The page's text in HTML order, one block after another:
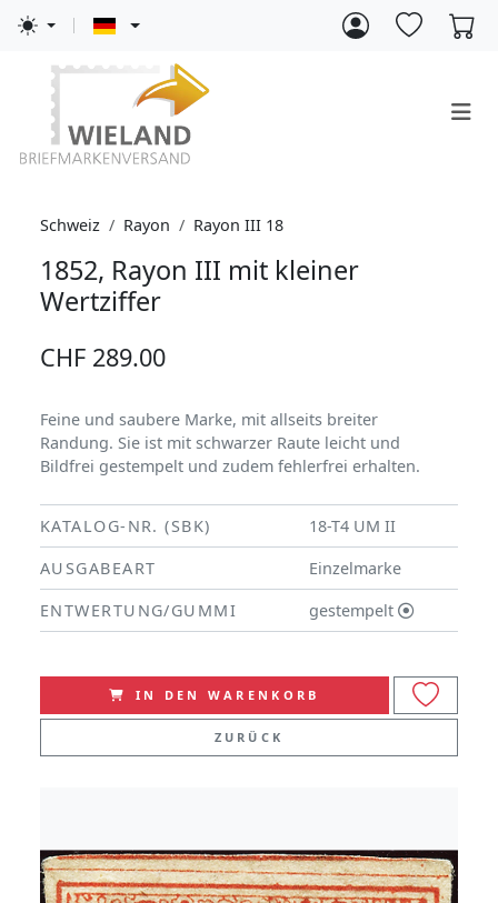
Schweiz Rayon Rayon III 18
1852, Rayon III mit kleiner
Wertziffer
CHF 289.00
Feine und saubere Marke, mit allseits breiter
Randung. Sie ist mit schwarzer Raute leicht und
Bildfrei gestempelt und zudem fehlerfrei erhalten.
KATALOG-NR. (SBK)
18-T4 UM II
AUSGABEART
Einzelmarke
ENTWERTUNG/GUMMI
gestempelt
IN DEN WARENKORB
ZURÜCK